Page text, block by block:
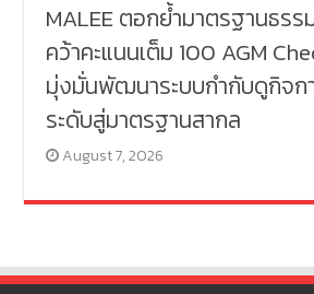
MALEE ตอกย้ำมาตรฐานธรร
คว้าคะแนนเต็ม 100 AGM
มุ่งมั่นพัฒนาระบบกำกับดูกิจก
ระดับสู่มาตรฐานสากล
August 7, 2026